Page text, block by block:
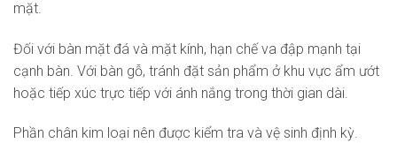
mặt.
Đối với bàn mặt đá và mặt kính, hạn chế va đập mạnh tại
cạnh bàn. Với bàn gỗ, tránh đặt sản phẩm ở khu vực ẩm ướt
hoặc tiếp xúc trực tiếp với ánh nắng trong thời gian dài.
Phần chân kim loại nên được kiểm tra và vệ sinh định kỳ.